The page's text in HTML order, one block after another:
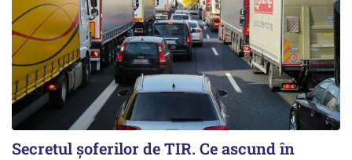
Secretul șoferilor de TIR. Ce ascund în